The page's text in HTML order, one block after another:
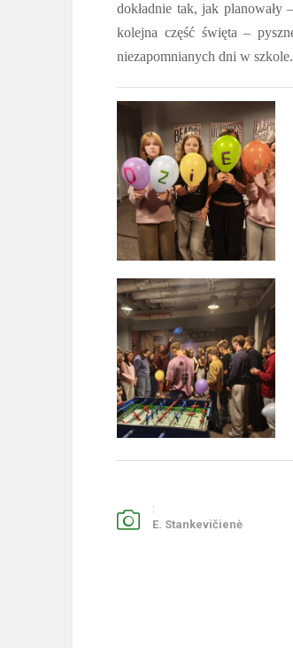
dokładnie tak, jak planowały
kolejna część święta –
niezapomnianych dni w szkole.
:
E. Stankevičienė